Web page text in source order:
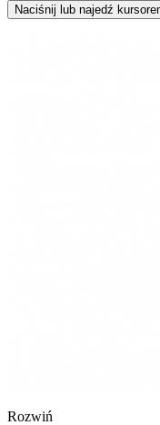
Naciśnij lub najedź
Rozwiń